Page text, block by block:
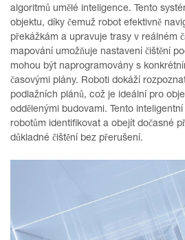
algoritmů umělé inteligence. Tento
objektu, díky čemuž robot efektivně
překážkám a upravuje trasy v reálném
mapování umožňuje nastavení čištění
mohou být naprogramovány s
časovými plány. Roboti dokáží
podlažních plánů, což je ideální pro
oddělenými budovami. Tento
robotům identifikovat a obejít dočasné
důkladné čištění bez přerušení.